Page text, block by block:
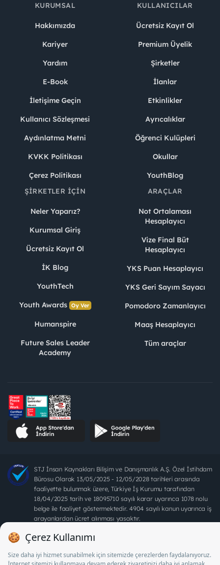
KURUMSAL
Hakkımızda
Kariyer
Yardım
E-Book
İletişime Geçin
Kullanıcı Sözleşmesi
Aydınlatma Metni
KVKK Politikası
Çerez Politikası
KULLANICILAR
Ücretsiz Kayıt Ol
Premium Üyelik
Şirketler
İlanlar
Etkinlikler
Ayrıcalıklar
Öğrenci Kulüpleri
Okullar
YouthBlog
ŞIRKETLER İÇIN
Neler Yaparız?
Kurumsal Giriş
Ücretsiz Kayıt Ol
İK Blog
YouthTech
Youth Awards Oy Ver
Humanspire
Future Sales Leader
Academy
ARAÇLAR
Not Ortalaması
Hesaplayıcı
Vize Final Büt
Hesaplayıcı
YKS Puan Hesaplayıcı
YKS Geri Sayım Sayacı
Pomodoro Zamanlayıcı
Maaş Hesaplayıcı
Tüm araçlar
STJ İnsan Kaynakları Bilişim ve Danışmanlık A.Ş. Özel İstihdam
Bürosu Olarak 13/05/2025 - 12/05/2028 tarihleri arasında
faaliyette bulunmak üzere, Türkiye İş Kurumu tarafından
18/04/2025 tarih ve 18095710 sayılı karar uyarınca 1078 nolu
belge ile faaliyet göstermektedir. 4904 sayılı kanun uyarınca iş
arayanlardan ücret alınması yasaktır.